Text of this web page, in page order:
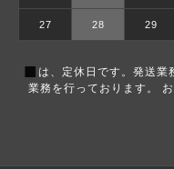
27 28 29
■ は、定休日です。発送業
業務を行っております。